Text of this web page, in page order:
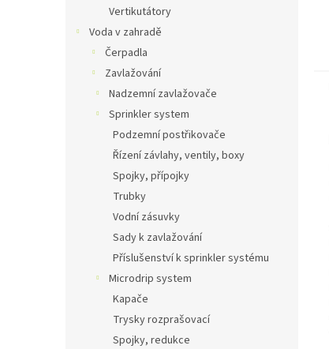
Vertikutátory
Voda v zahradě
Čerpadla
Zavlažování
Nadzemní zavlažovače
Sprinkler system
Podzemní postřikovače
Řízení závlahy, ventily, boxy
Spojky, přípojky
Trubky
Vodní zásuvky
Sady k zavlažování
Příslušenství k sprinkler systému
Microdrip system
Kapače
Trysky rozprašovací
Spojky, redukce